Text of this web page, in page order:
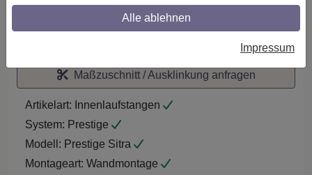
Maßzuschnitt / Ausklinkung anfragen
Artikelart: Innenlaufstangen
System: Prestige
Modell: Prestige Sitra
Montageart: Wandmontage
Alle ablehnen
Impressum